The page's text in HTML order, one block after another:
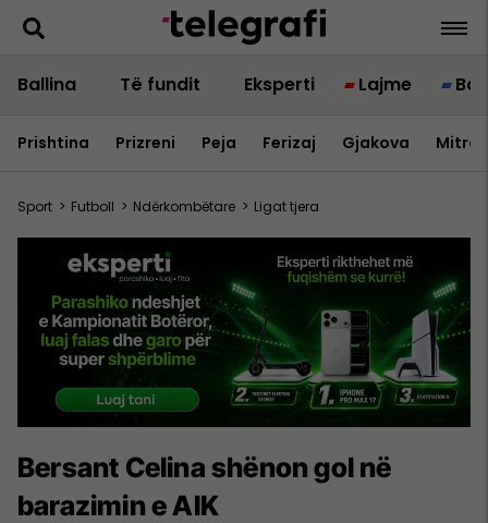
Ballina Të fundit Eksperti Lajme
Prishtina Prizreni Peja Ferizaj Gjakova
Sport > Futboll > Ndërkombëtare > Ligat tjera
Bersant Celina shënon gol në
barazimin e AIK